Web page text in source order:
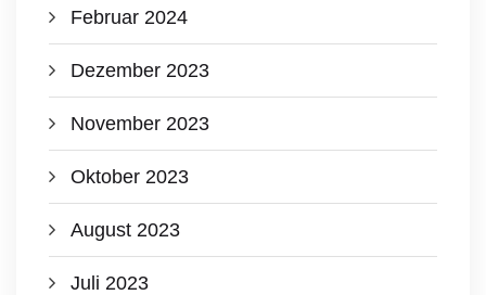
Februar 2024
Dezember 2023
November 2023
Oktober 2023
August 2023
Juli 2023